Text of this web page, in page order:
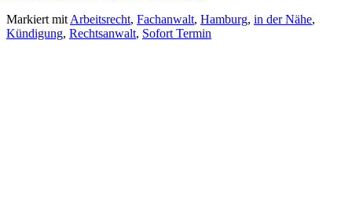
Markiert mit Arbeitsrecht, Fachanwalt, Hamburg, in der Nähe,
Kündigung, Rechtsanwalt, Sofort Termin